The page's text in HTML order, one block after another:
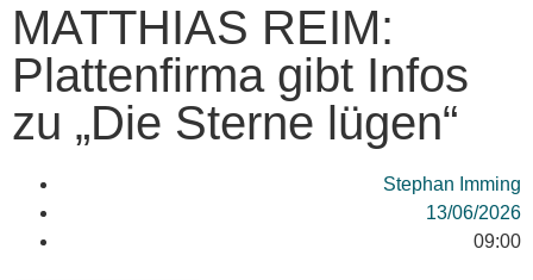
MATTHIAS REIM:
Plattenfirma gibt Infos
zu „Die Sterne lügen“
Stephan Imming
13/06/2026
09:00